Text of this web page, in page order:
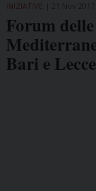
INIZIATIVE
Forum
Bari e